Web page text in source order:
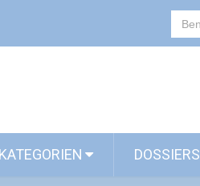
KATEGORIEN DOSSIERS